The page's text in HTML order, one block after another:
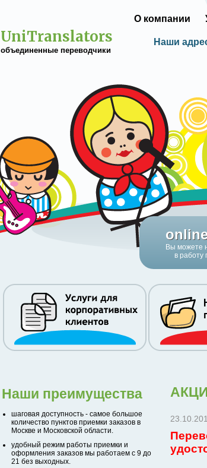
О компании
UniTranslators
объединенные переводчики
Наши
Вы можете
в работу
Наши преимущества
шаговая доступность - самое большое
количество пунктов приемки заказов в
Москве и Московской области.
удобный режим работы приемки и
оформления заказов мы работаем с 9 до
21 без выходных.